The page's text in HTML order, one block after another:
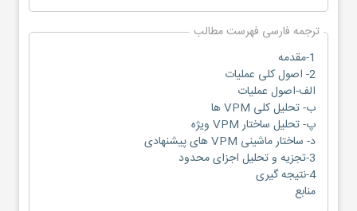
ترجمه فارسی فهرست مطالب
1-مقدمه
2- اصول کلی عملیات
الف-اصول عملیات
ب- تحلیل کلی VPM ها
پ- تحلیل ساختار VPM ویژه
د- ساختار ماشینی VPM های پیشنهادی
3-تجزیه و تحلیل اجزای محدود
4-نتیجه گیری
منابع